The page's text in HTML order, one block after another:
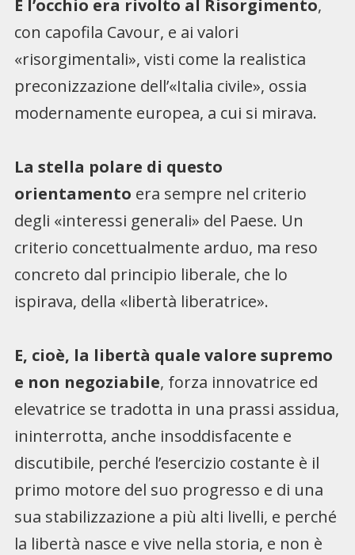
E l’occhio era rivolto al Risorgimento,
con capofila Cavour, e ai valori
«risorgimentali», visti come la realistica
preconizzazione dell’«Italia civile», ossia
modernamente europea, a cui si mirava.
La stella polare di questo
orientamento era sempre nel criterio
degli «interessi generali» del Paese. Un
criterio concettualmente arduo, ma reso
concreto dal principio liberale, che lo
ispirava, della «libertà liberatrice».
E, cioè, la libertà quale valore supremo
e non negoziabile, forza innovatrice ed
elevatrice se tradotta in una prassi assidua,
ininterrotta, anche insoddisfacente e
discutibile, perché l’esercizio costante è il
primo motore del suo progresso e di una
sua stabilizzazione a più alti livelli, e perché
la libertà nasce e vive nella storia, e non è